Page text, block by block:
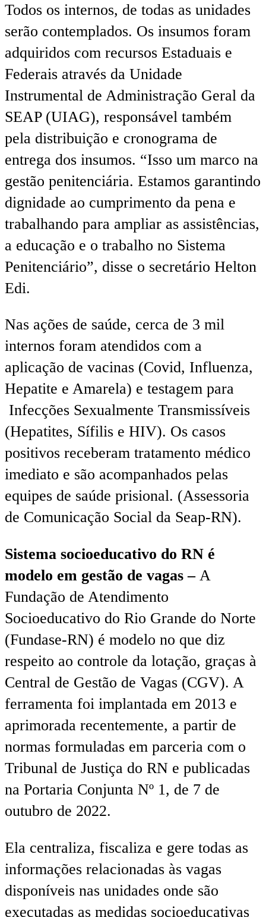
Todos os internos, de todas as unidades
serão contemplados. Os insumos foram
adquiridos com recursos Estaduais e
Federais através da Unidade
Instrumental de Administração Geral da
SEAP (UIAG), responsável também
pela distribuição e cronograma de
entrega dos insumos. “Isso um marco na
gestão penitenciária. Estamos garantindo
dignidade ao cumprimento da pena e
trabalhando para ampliar as assistências,
a educação e o trabalho no Sistema
Penitenciário”, disse o secretário Helton
Edi.
Nas ações de saúde, cerca de 3 mil
internos foram atendidos com a
aplicação de vacinas (Covid, Influenza,
Hepatite e Amarela) e testagem para
Infecções Sexualmente Transmissíveis
(Hepatites, Sífilis e HIV). Os casos
positivos receberam tratamento médico
imediato e são acompanhados pelas
equipes de saúde prisional. (Assessoria
de Comunicação Social da Seap-RN).
Sistema socioeducativo do RN é
modelo em gestão de vagas – A
Fundação de Atendimento
Socioeducativo do Rio Grande do Norte
(Fundase-RN) é modelo no que diz
respeito ao controle da lotação, graças à
Central de Gestão de Vagas (CGV). A
ferramenta foi implantada em 2013 e
aprimorada recentemente, a partir de
normas formuladas em parceria com o
Tribunal de Justiça do RN e publicadas
na Portaria Conjunta Nº 1, de 7 de
outubro de 2022.
Ela centraliza, fiscaliza e gere todas as
informações relacionadas às vagas
disponíveis nas unidades onde são
executadas as medidas socioeducativas